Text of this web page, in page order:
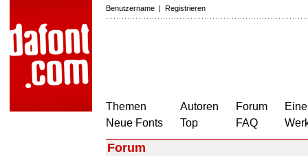
Benutzername | Registrieren
Themen
Neue Fonts
Autoren
Top
Forum
FAQ
Forum